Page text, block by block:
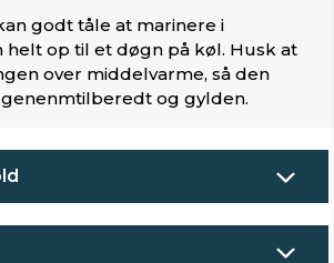
godt tåle at marinere i
helt op til et døgn på køl. Husk at
over middelvarme, så den
og gylden.